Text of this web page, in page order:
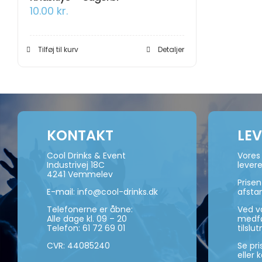
10.00 kr.
Tilføj til kurv Detaljer
KONTAKT
Cool Drinks & Event
Industrivej 18C
4241 Vemmelev
E-mail: info@cool-drinks.dk
Telefonerne er åbne:
Alle dage kl. 09 – 20
Telefon: 61 72 69 01
CVR: 44085240
Ved
Se
eller